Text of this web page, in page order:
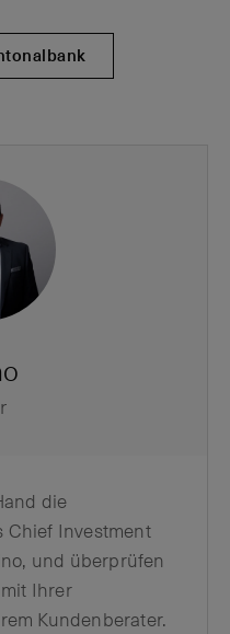
die
Chief Investment
und überprüfen
Ihrer
Kundenberater.